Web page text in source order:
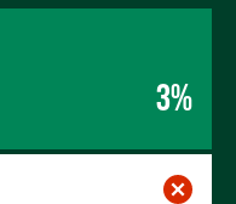
3%